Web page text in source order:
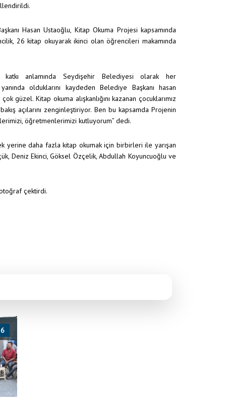
Hasan Ustaoğlu, Kitap Okuma Projesi kapsamında
26 kitap okuyarak ikinci olan öğrencileri makamında
anlamında Seydişehir Belediyesi olarak her
olduklarını kaydeden Belediye Başkanı hasan
güzel. Kitap okuma alışkanlığını kazanan çocuklarımız
açılarını zenginleştiriyor. Ben bu kapsamda Projenin
öğretmenlerimizi kutluyorum” dedi.
yerine daha fazla kitap okumak için birbirleri ile yarışan
Deniz Ekinci, Göksel Özçelik, Abdullah Koyuncuoğlu ve
çektirdi.